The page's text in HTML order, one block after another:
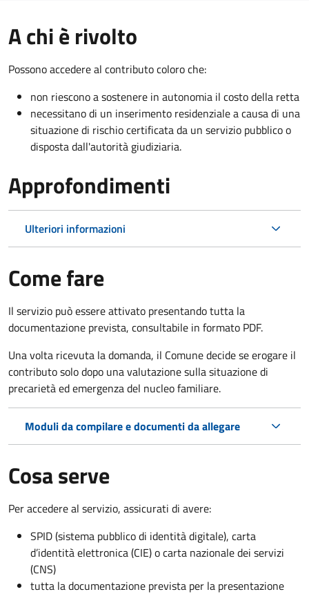
A chi è rivolto
Possono accedere al contributo coloro che:
non riescono a sostenere in autonomia il costo della retta
necessitano di un inserimento residenziale a causa di una
situazione di rischio certificata da un servizio pubblico o
disposta dall'autorità giudiziaria.
Approfondimenti
Ulteriori informazioni
Come fare
Il servizio può essere attivato presentando tutta la
documentazione prevista, consultabile in formato PDF.
Una volta ricevuta la domanda, il Comune decide se erogare il
contributo solo dopo una valutazione sulla situazione di
precarietà ed emergenza del nucleo familiare.
Moduli da compilare e documenti da allegare
Cosa serve
Per accedere al servizio, assicurati di avere:
SPID (sistema pubblico di identità digitale), carta
d’identità elettronica (CIE) o carta nazionale dei servizi
(CNS)
tutta la documentazione prevista per la presentazione